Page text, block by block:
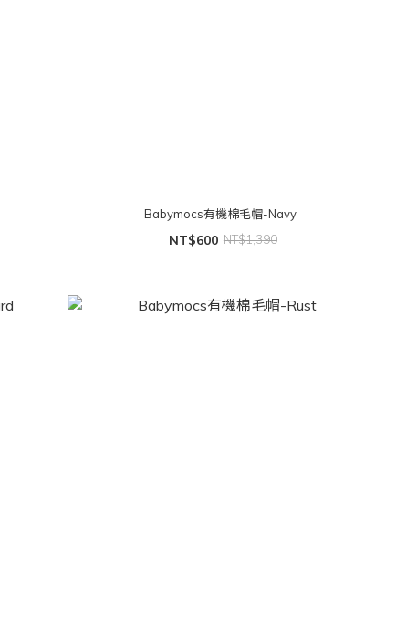
Babymocs有機棉毛帽-Navy
NT$600 NT$1,390